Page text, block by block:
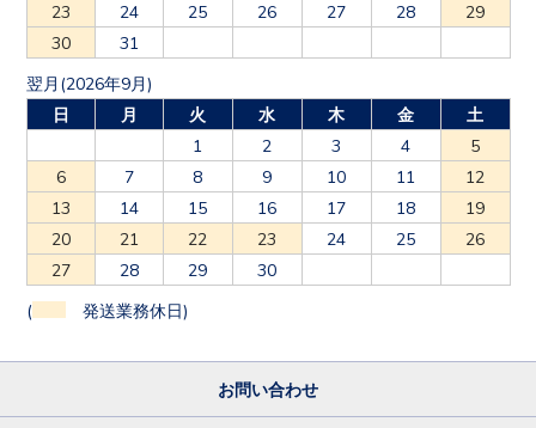
23
24 25 26 27 28
29
30
31
翌月(2026年9月)
日
月 火 水 木 金
土
1
2 3 4
5
6
7 8 9 10 11
12
13
14 15 16 17 18
19
20
21 22 23 24 25
26
27
28 29 30
( 発送業務休日)
お問い合わせ